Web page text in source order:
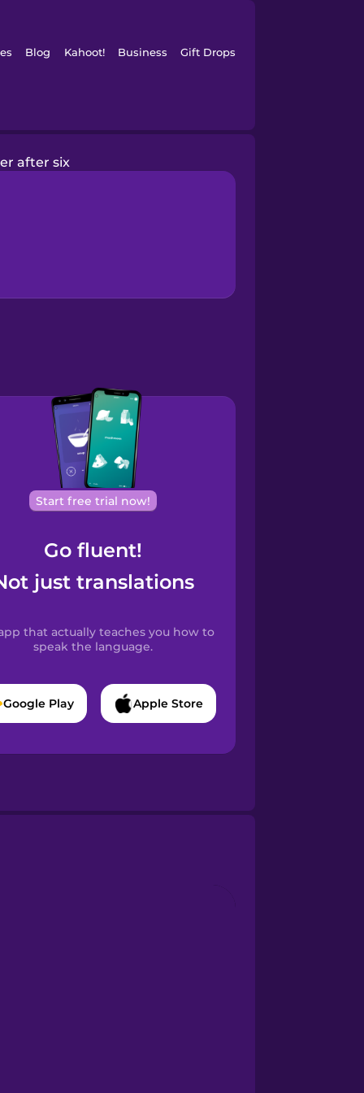
Blog Kahoot! Business Gift Drops
after six
Start free trial now!
Go fluent!
just translations
that actually teaches you how to
speak the language.
Google Play Apple Store